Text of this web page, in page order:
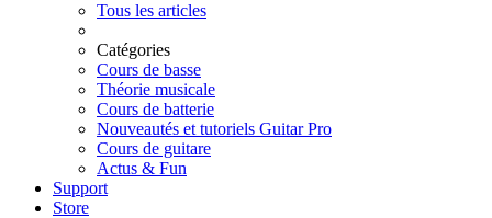
Tous les articles
Catégories
Cours de basse
Théorie musicale
Cours de batterie
Nouveautés et tutoriels Guitar Pro
Cours de guitare
Actus & Fun
Support
Store